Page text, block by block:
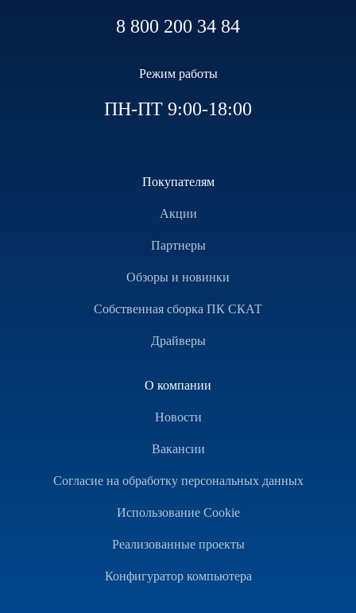
8 800 200 34 84
Режим работы
ПН-ПТ 9:00-18:00
Покупателям
Акции
Партнеры
Обзоры и новинки
Собственная сборка ПК СКАТ
Драйверы
О компании
Новости
Вакансии
Согласие на обработку персональных данных
Использование Cookie
Реализованные проекты
Конфигуратор компьютера